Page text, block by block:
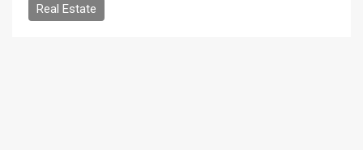
Real Estate